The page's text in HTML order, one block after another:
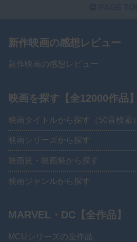
新作映画の感想レビュー
新作映画の感想レビュー
映画を探す【全12000作品】
映画タイトルから探す（50音検索）
映画シリーズから探す
映画賞・映画祭から探す
映画ジャンルから探す
MARVEL・DC【全作品】
MCUシリーズの全作品